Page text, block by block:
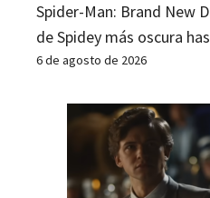
Spider-Man: Brand New
de Spidey más oscura
6 de agosto de 2026